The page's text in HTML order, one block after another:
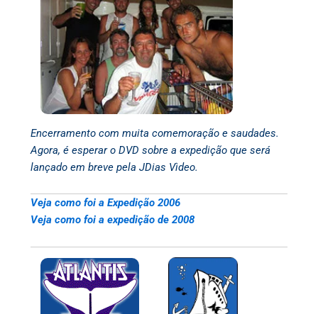
Encerramento com muita comemoração e saudades.
Agora, é esperar o DVD sobre a expedição que será
lançado em breve pela JDias Vìdeo.
Veja como foi a Expedição 2006
Veja como foi a expedição de 2008